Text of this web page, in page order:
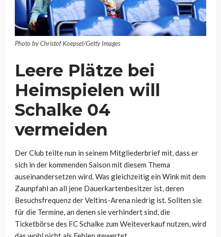
Photo by Christof Koepsel/Getty Images
Leere Plätze bei
Heimspielen will
Schalke 04
vermeiden
Der Club teilte nun in seinem Mitgliederbrief mit, dass er
sich in der kommenden Saison mit diesem Thema
auseinandersetzen wird. Was gleichzeitig ein Wink mit dem
Zaunpfahl an all jene Dauerkartenbesitzer ist, deren
Besuchsfrequenz der Veltins-Arena niedrig ist. Sollten sie
für die Termine, an denen sie verhindert sind, die
Ticketbörse des FC Schalke zum Weiteverkauf nutzen, wird